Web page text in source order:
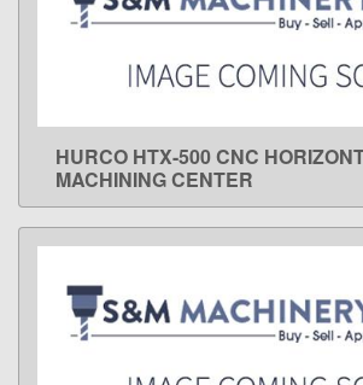
LEARN MORE
HURCO HTX-500 CNC
MACHINING CENTER